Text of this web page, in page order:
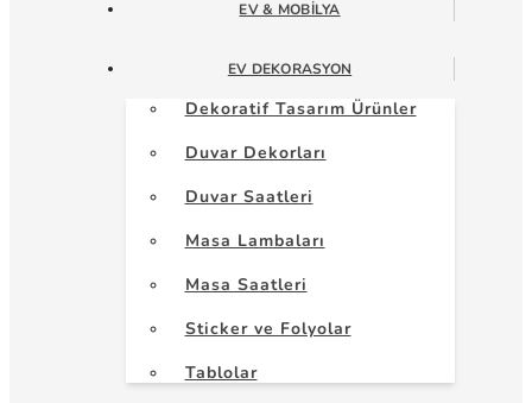
EV & MOBILYA
EV DEKORASYON
Dekoratif Tasarım Ürünler
Duvar Dekorları
Duvar Saatleri
Masa Lambaları
Masa Saatleri
Sticker ve Folyolar
Tablolar